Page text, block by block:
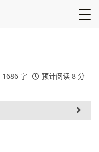
1686 字
预计阅读 8 分